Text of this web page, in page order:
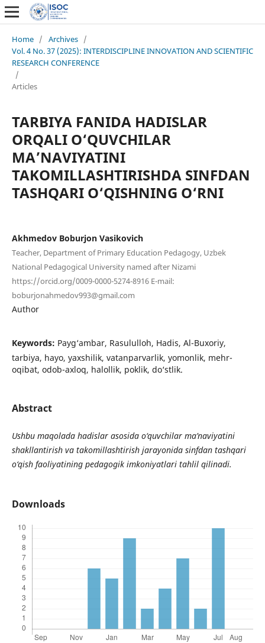
Home / Archives /
Vol. 4 No. 37 (2025): INTERDISCIPLINE INNOVATION AND SCIENTIFIC
RESEARCH CONFERENCE
/
Articles
TARBIYA FANIDA HADISLAR
ORQALI O‘QUVCHILAR
MA’NAVIYATINI
TAKOMILLASHTIRISHDA SINFDAN
TASHQARI O‘QISHNING O‘RNI
Akhmedov Boburjon Vasikovich
Teacher, Department of Primary Education Pedagogy, Uzbek
National Pedagogical University named after Nizami
https://orcid.org/0009-0000-5274-8916 E-mail:
boburjonahmedov993@gmail.com
Author
Keywords: Payg‘ambar, Rasululloh, Hadis, Al-Buxoriy,
tarbiya, hayo, yaxshilik, vatanparvarlik, yomonlik, mehr-
oqibat, odob-axloq, halollik, poklik, do‘stlik.
Abstract
Ushbu maqolada hadislar asosida o‘quvchilar ma’naviyatini
shakllantirish va takomillashtirish jarayonida sinfdan tashqari
o‘qish faoliyatining pedagogik imkoniyatlari tahlil qilinadi.
Downloads